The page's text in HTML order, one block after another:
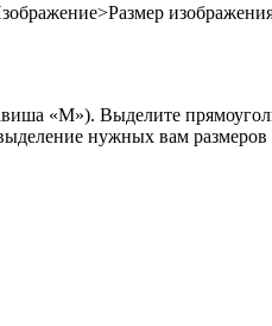
«M»). Выделите
нужных вам